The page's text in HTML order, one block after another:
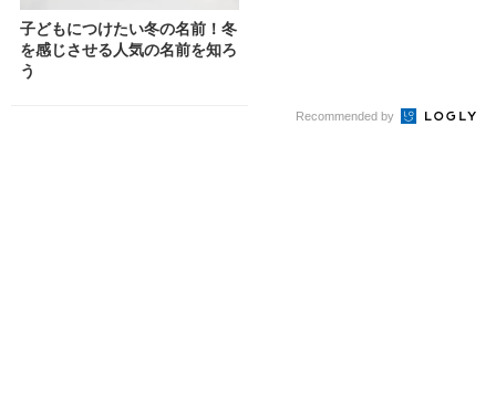
子どもにつけたい冬の名前！冬
を感じさせる人気の名前を知ろ
う
Recommended by